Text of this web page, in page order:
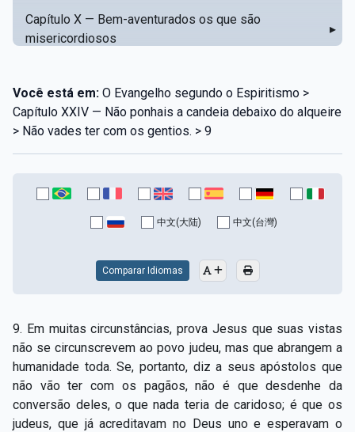
Capítulo X — Bem-aventurados os que são
misericordiosos
▸
Capítulo XII — Amai os vossos inimigos
Capítulo XIII — Não saiba a vossa mão esquerda o
que dê a vossa mão direita
Capítulo XIV — Honrai a vosso pai e a vossa mãe
Capítulo XV — Fora da caridade não há salvação
Capítulo XVIII — Muitos os chamados, poucos os
escolhidos
▸
Capítulo XIX — A fé transporta montanhas ▸
Capítulo XX — Os trabalhadores da última hora
Você está em: O Evangelho segundo o Espiritismo >
Capítulo XXIV — Não ponhais a candeia debaixo do alqueire
> Não vades ter com os gentios. > 9
中文(大陆) 中文(台灣)
Comparar Idiomas
9. Em muitas circunstâncias, prova Jesus que suas vistas
não se circunscrevem ao povo judeu, mas que abrangem a
humanidade toda. Se, portanto, diz a seus apóstolos que
não vão ter com os pagãos, não é que desdenhe da
conversão deles, o que nada teria de caridoso; é que os
judeus, que já acreditavam no Deus uno e esperavam o